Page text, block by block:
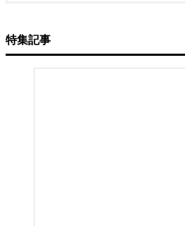
特集記事